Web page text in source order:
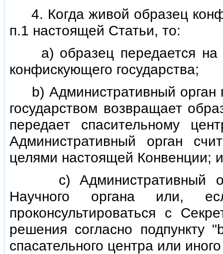
4. Когда живой образец
п.1 настоящей Статьи, то:
а) образец передается на
конфискующего государства;
b) Административный орган
государством возвращает
передает спасительному
Административный орган
целями настоящей Конвенции; и
с) Административный
Научного органа или,
проконсультироваться с
решения согласно подпункту
спасательного центра или